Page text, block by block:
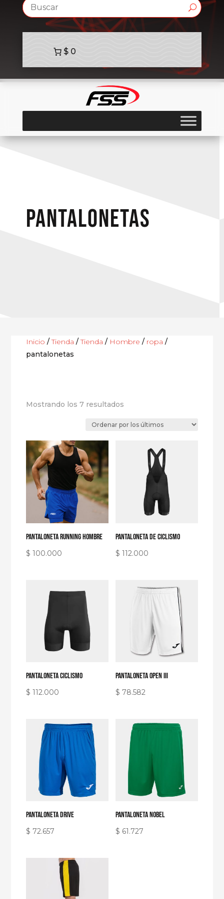
$ 0
pantalonetas
Inicio /Tienda /Tienda / Hombre / ropa /
pantalonetas
Mostrando los 7 resultados
últimos
PANTALONETA RUNNING HOMBRE
$ 100.000
Pantaloneta de Ciclismo
$ 112.000
Pantaloneta Ciclismo
$ 112.000
PANTALONETA OPEN III
$ 78.582
PANTALONETA DRIVE
$ 72.657
PANTALONETA NOBEL
$ 61.727